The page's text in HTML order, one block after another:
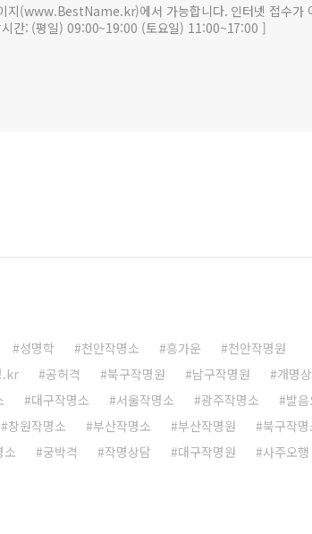
지(www.BestName.kr)에서 가능합니다. 인터넷 접수가
간: (평일) 09:00~19:00 (토요일) 11:00~17:00 ]
성명학 천안작명소 흥가운
천안작명원
.kr 공허격 북구작명원 남구작명원
개명
대구작명소 서울작명소 광주작명소
발
창원작명소 부산작명소 부산작명원
북구작
소 궁박격 작명상담 대구작명원 사주오행